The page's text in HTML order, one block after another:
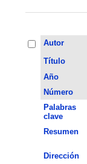
Autor
Título
Año
Número
Palabras
clave
Resumen
Dirección